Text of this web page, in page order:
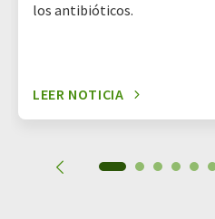
los antibióticos.
LEER NOTICIA